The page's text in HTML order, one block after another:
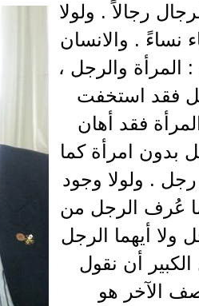
رجالاً . ولولا
نساءً . والانسان
: المرأة والرجل ،
فقد استخفت
فقد أهان
بدون امرأة كما
. ولولا وجود
عُرف الرجل من
ولا أيهما الرجل
أن نقول
الآخر هو